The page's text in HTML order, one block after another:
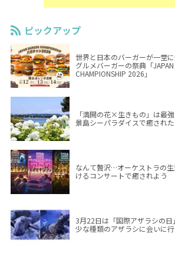
ピックアップ
世界と日本のバーガーが一堂
グルメバーガーの祭典「JAPAN
CHAMPIONSHIP 2026」
「満開の花×生きもの」は最
景島シーパラダイスで癒され
なんて贅沢…オーケストラの
けるコンサートで癒されよう
3月22日は「国際アザラシの
少な種類のアザラシに会いに